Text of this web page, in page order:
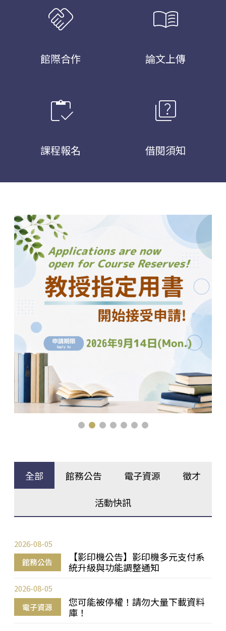
handshake
館際合作
menu_book
論文上傳
inventory
課程報名
quiz
借閱須知
全部 館務公告 電子資源 徵才
活動快訊
館務公告
【影印機公告】影印機多元支付系
統升級與功能調整通知
2026-08-05
電子資源
您可能被停權！請勿大量下載資料
庫！
2026-08-05